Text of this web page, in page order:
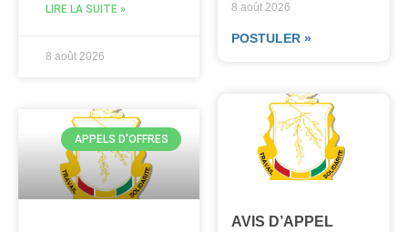
LIRE LA SUITE »
8 août 2026
APPELS D'OFFRES
8 août 2026
POSTULER »
AVIS D’APPEL